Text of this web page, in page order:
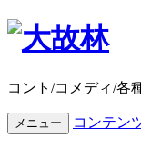
コント/コメディ/各
メニュー コンテン